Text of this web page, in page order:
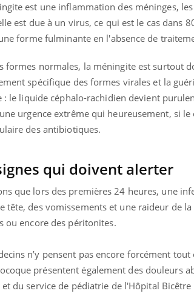
est une inflammation des méninges,
est due à un virus, ce qui est le cas dans
forme fulminante en l'absence de
formes normales, la méningite est surtout
spécifique des formes virales et la
: le liquide céphalo-rachidien devient
urgence extrême qui heureusement, si
des antibiotiques.
qui doivent alerter
que lors des premières 24 heures, une
tête, des vomissements et une raideur de
ou encore des péritonites.
n’y pensent pas encore forcément
présentent également des douleurs
et du service de pédiatrie de l'Hôpital